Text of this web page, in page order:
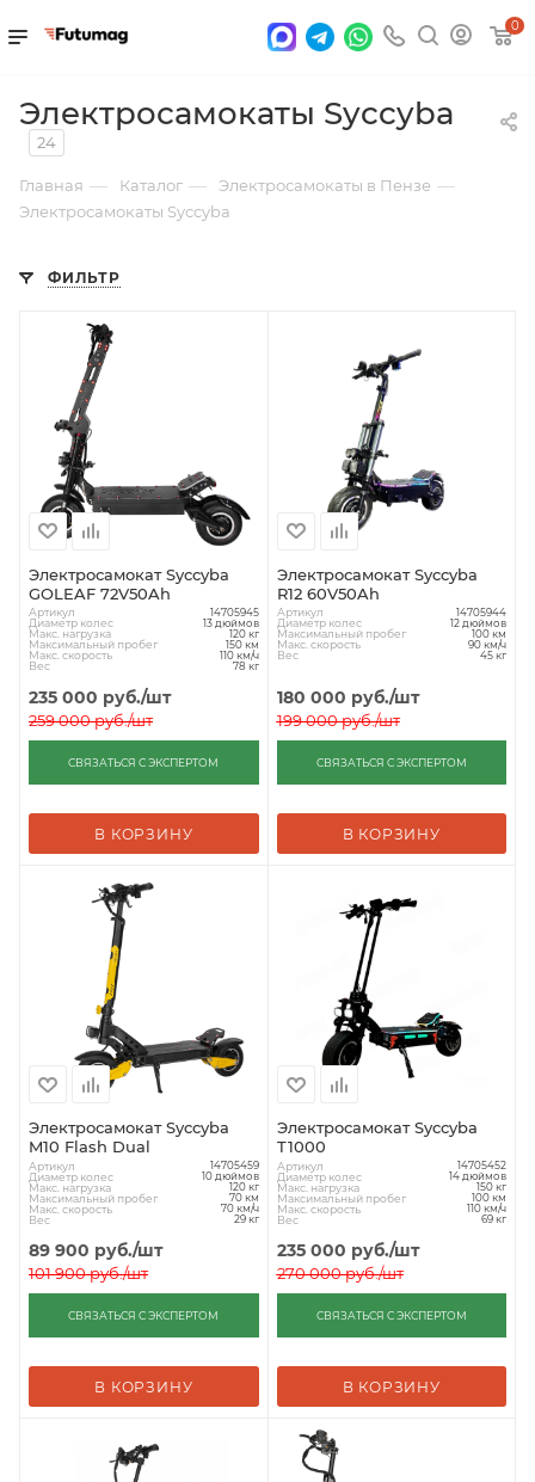
0
Электросамокаты Syccyba
24
Главная — Каталог — Электросамокаты в Пензе —
Электросамокаты Syccyba
ФИЛЬТР
Электросамокат Syccyba
GOLEAF 72V50Ah
Артикул 14705945
Диаметр колес 13 дюймов
Макс. нагрузка 120 кг
Максимальный пробег 150 км
Макс. скорость 110 км/ч
Вес 78 кг
235 000 руб./шт
259 000руб./шт
СВЯЗАТЬСЯ С ЭКСПЕРТОМ
В КОРЗИНУ
Электросамокат Syccyba
R12 60V50Ah
Артикул 14705944
Диаметр колес 12 дюймов
Максимальный пробег 100 км
Макс. скорость 90 км/ч
Вес 45 кг
180 000 руб./шт
199 000руб./шт
СВЯЗАТЬСЯ С ЭКСПЕРТОМ
В КОРЗИНУ
Электросамокат Syccyba
M10 Flash Dual
Артикул 14705459
Диаметр колес 10 дюймов
Макс. нагрузка 120 кг
Максимальный пробег 70 км
Макс. скорость 70 км/ч
Вес 29 кг
89 900 руб./шт
101 900руб./шт
СВЯЗАТЬСЯ С ЭКСПЕРТОМ
В КОРЗИНУ
Электросамокат Syccyba
T1000
Артикул 14705452
Диаметр колес 14 дюймов
Макс. нагрузка 150 кг
Максимальный пробег 100 км
Макс. скорость 110 км/ч
Вес 69 кг
235 000 руб./шт
270 000руб./шт
СВЯЗАТЬСЯ С ЭКСПЕРТОМ
В КОРЗИНУ